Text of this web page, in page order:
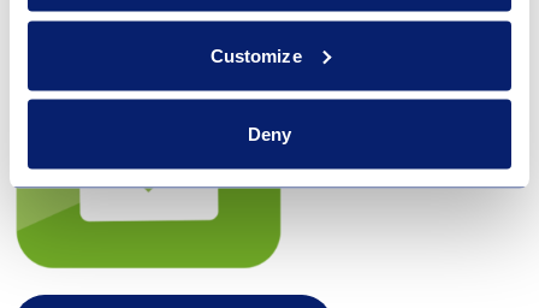
Customize
Deny